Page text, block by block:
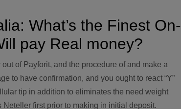
What’s the Finest On-
pay Real money?
of Payforit, and the procedure of and make a
to have confirmation, and you ought to react “Y”
tip in addition to eliminates the need weight
first prior to making in initial deposit.